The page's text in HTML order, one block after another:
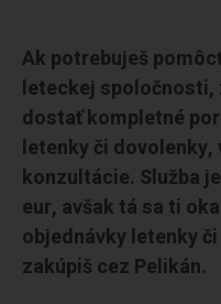
Ak potrebuješ
leteckej spoločnosti,
dostať kompletné
letenky či dovolenky,
konzultácie. Služba
eur, avšak tá sa ti
objednávky letenky
zakúpiš cez Pelikán.